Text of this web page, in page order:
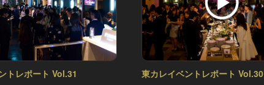
トレポート Vol.31 東カレイベントレポート Vol.30